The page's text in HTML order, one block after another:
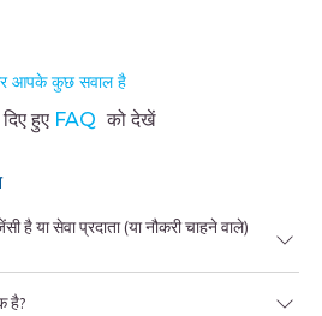
आपके कुछ सवाल है
हुए FAQ को देखें
है या सेवा प्रदाता (या नौकरी चाहने वाले)
है?